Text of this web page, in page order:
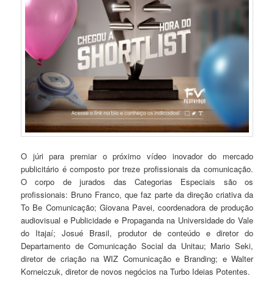
O júri para premiar o próximo vídeo inovador do mercado
publicitário é composto por treze profissionais da comunicação.
O corpo de jurados das Categorias Especiais são os
profissionais: Bruno Franco, que faz parte da direção criativa da
To Be Comunicação; Giovana Pavei, coordenadora de produção
audiovisual e Publicidade e Propaganda na Universidade do Vale
do Itajaí; Josué Brasil, produtor de conteúdo e diretor do
Departamento de Comunicação Social da Unitau; Mario Seki,
diretor de criação na WIZ Comunicação e Branding; e Walter
Korneiczuk, diretor de novos negócios na Turbo Ideias Potentes.